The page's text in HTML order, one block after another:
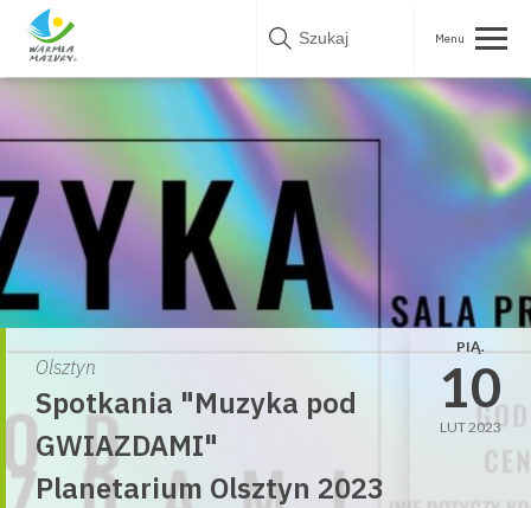
Skip
Olsztyn
Spotkania "Muzyka pod
GWIAZDAMI"
Planetarium Olsztyn 2023
PIĄ.
10
LUT 2023